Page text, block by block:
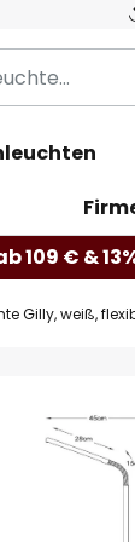
109 € &
Gilly, weiß,